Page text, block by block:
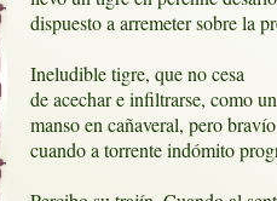
dispuesto a arremeter sobre la
Ineludible tigre, que no cesa
de acechar e infiltrarse, como
manso en cañaveral, pero bravío
cuando a torrente indómito